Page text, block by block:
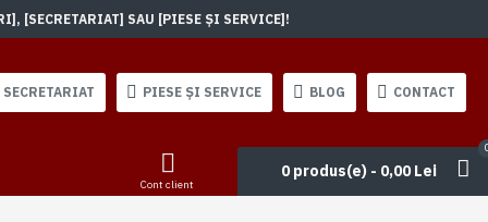
[SECRETARIAT] SAU [PIESE ȘI SERVICE]!
SECRETARIAT PIESE ȘI SERVICE BLOG CONTACT
Cont client
0 produs(e) - 0,00 Lei